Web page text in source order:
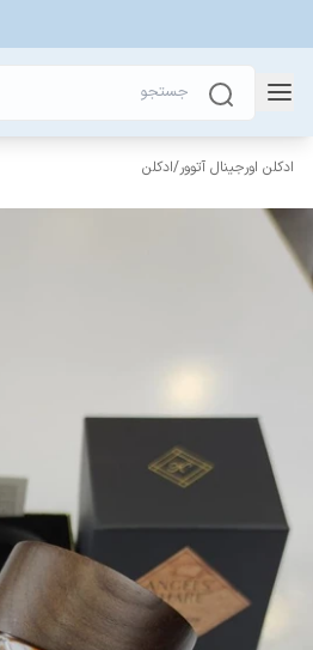
ادکلن اورجینال آتوور/ادکلن